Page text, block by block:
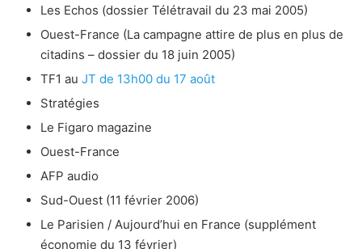
Les Echos (dossier Télétravail du 23 mai 2005)
Ouest-France (La campagne attire de plus en plus de
citadins – dossier du 18 juin 2005)
TF1 au JT de 13h00 du 17 août
Stratégies
Le Figaro magazine
Ouest-France
AFP audio
Sud-Ouest (11 février 2006)
Le Parisien / Aujourd’hui en France (supplément
économie du 13 février)